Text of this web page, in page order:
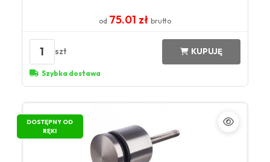
od 75.01 zł brutto
1 szt KUPUJĘ
Szybka dostawa
DOSTĘPNY OD
RĘKI